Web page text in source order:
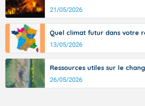
21/05/2026
Quel climat futur dans votre
13/05/2026
Ressources utiles sur le
26/05/2026